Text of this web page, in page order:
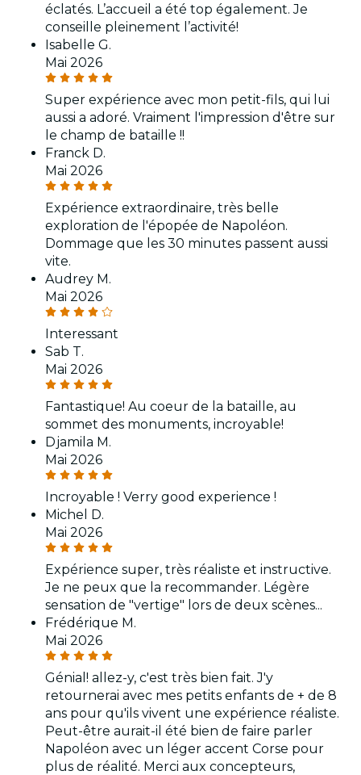
éclatés. L’accueil a été top également. Je
conseille pleinement l’activité!
Isabelle G.
Mai 2026
Super expérience avec mon petit-fils, qui lui
aussi a adoré. Vraiment l'impression d'être sur
le champ de bataille !!
Franck D.
Mai 2026
Expérience extraordinaire, très belle
exploration de l'épopée de Napoléon.
Dommage que les 30 minutes passent aussi
vite.
Audrey M.
Mai 2026
Interessant
Sab T.
Mai 2026
Fantastique! Au coeur de la bataille, au
sommet des monuments, incroyable!
Djamila M.
Mai 2026
Incroyable ! Verry good experience !
Michel D.
Mai 2026
Expérience super, très réaliste et instructive.
Je ne peux que la recommander. Légère
sensation de "vertige" lors de deux scènes...
Frédérique M.
Mai 2026
Génial! allez-y, c'est très bien fait. J'y
retournerai avec mes petits enfants de + de 8
ans pour qu'ils vivent une expérience réaliste.
Peut-être aurait-il été bien de faire parler
Napoléon avec un léger accent Corse pour
plus de réalité. Merci aux concepteurs,